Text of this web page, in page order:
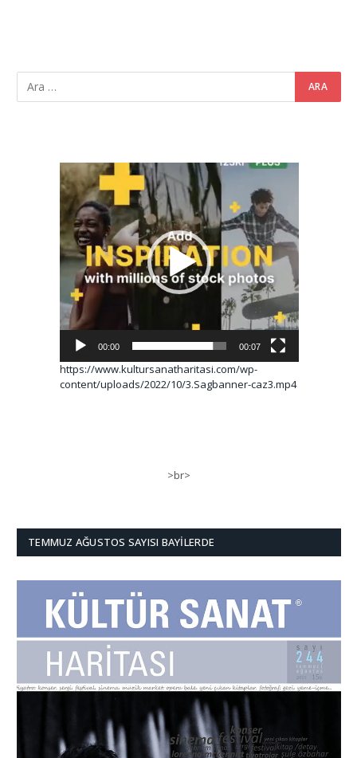
Video
oynatıcı
00:00 00:07
https://www.kultursanatharitasi.com/wp-
content/uploads/2022/10/3.Sagbanner-caz3.mp4
>br>
TEMMUZ AĞUSTOS SAYISI BAYILERDE